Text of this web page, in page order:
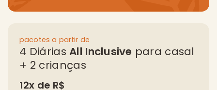
pacotes a partir de
4 DiáriasAll Inclusive para casal
+ 2 crianças
12x de R$